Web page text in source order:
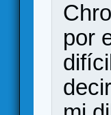
por